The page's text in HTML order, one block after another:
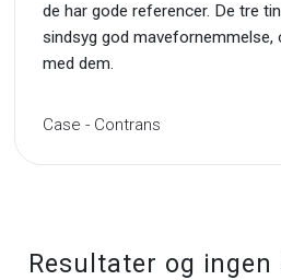
de har gode referencer. De tre
sindsyg god mavefornemmelse,
med dem.
Case - Contrans
Resultater og ingen